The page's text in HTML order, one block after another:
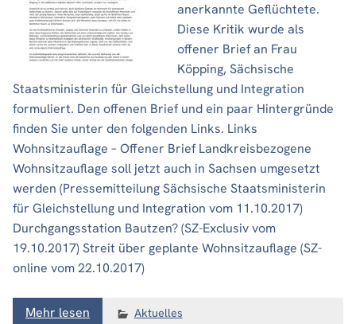
anerkannte Geflüchtete.
Diese Kritik wurde als
offener Brief an Frau
Köpping, Sächsische
Staatsministerin für Gleichstellung und Integration
formuliert. Den offenen Brief und ein paar Hintergründe
finden Sie unter den folgenden Links. Links
Wohnsitzauflage – Offener Brief Landkreisbezogene
Wohnsitzauflage soll jetzt auch in Sachsen umgesetzt
werden (Pressemitteilung Sächsische Staatsministerin
für Gleichstellung und Integration vom 11.10.2017)
Durchgangsstation Bautzen? (SZ-Exclusiv vom
19.10.2017) Streit über geplante Wohnsitzauflage (SZ-
online vom 22.10.2017)
Mehr lesen Aktuelles